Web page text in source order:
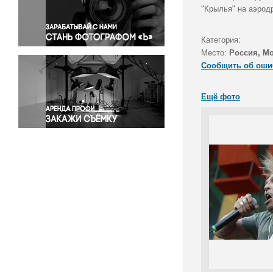
Правосудие
Происшествия и конфликты
Религия
Светская жизнь
Спорт
Экология
Экономика и бизнес
"Крылья" на
Категория:
Место: Россия,
Сообщить об
Ещё фото